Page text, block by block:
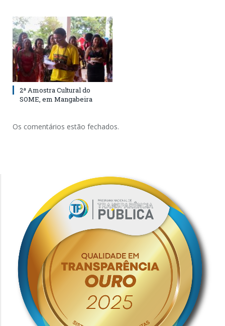
2ª Amostra Cultural do
SOME, em Mangabeira
Os comentários estão fechados.